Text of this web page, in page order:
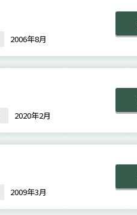
2006年8月
2020年2月
2009年3月